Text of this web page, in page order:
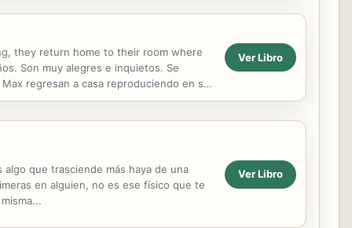
they return home to their room where
Son muy alegres e inquietos. Se
regresan a casa reproduciendo en su
Ver Libro
que trasciende más haya de una
en alguien, no es ese físico que te
Ver Libro